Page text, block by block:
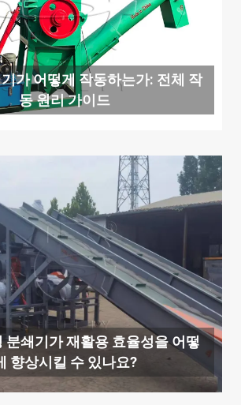
기가 어떻게 작동하는가: 전체 작
동 원리 가이드
분쇄기가 재활용 효율성을 어떻
향상시킬 수 있나요?